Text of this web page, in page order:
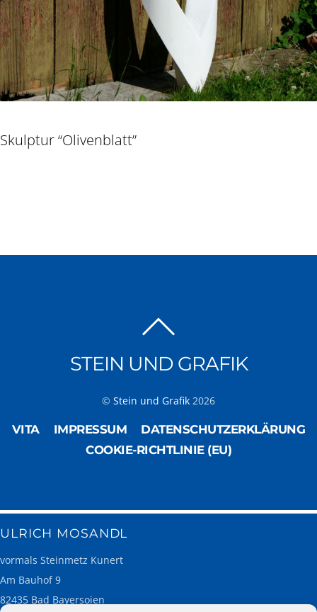
Skulptur “Olivenblatt”
STEIN UND GRAFIK
© Stein und Grafik 2026
VITA IMPRESSUM
DATENSCHUTZERKLÄRUNG
COOKIE-RICHTLINIE (EU)
ULRICH MOSANDL
vormals Steinmetz Kunert
Am Bauhof 9
82435 Bad Bayersoien